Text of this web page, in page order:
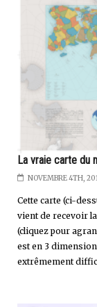
La vraie carte du
NOVEMBRE 4TH,
Cette carte (ci-
vient de recevoir
(cliquez pour
est en 3
extrêmement